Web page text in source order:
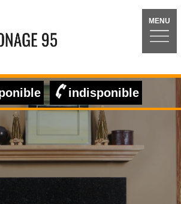
MENU
indisponible